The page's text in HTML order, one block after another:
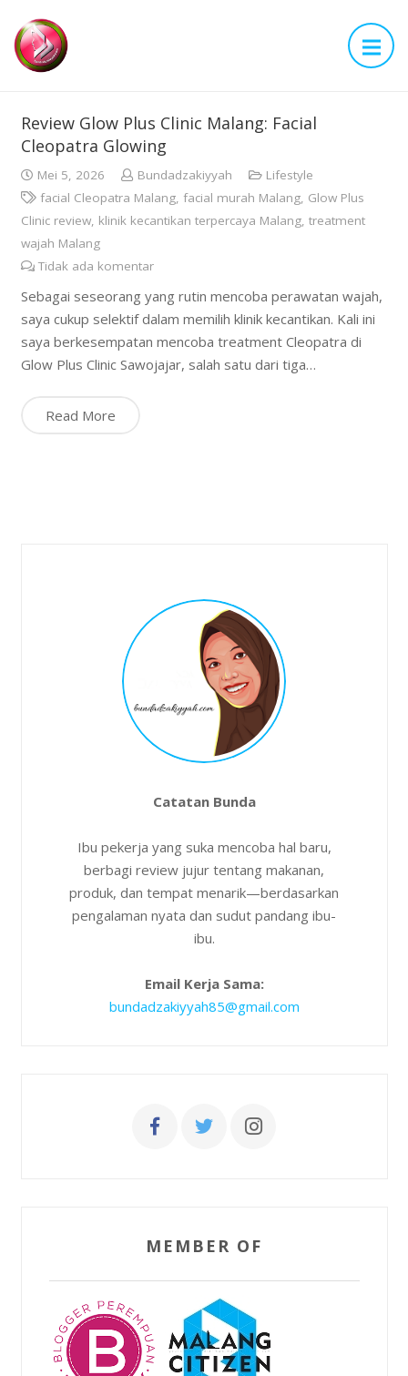
Review Glow Plus Clinic Malang: Facial
Cleopatra Glowing
Mei 5, 2026 Bundadzakiyyah
Lifestyle
facial Cleopatra Malang, facial murah Malang, Glow Plus
Clinic review, klinik kecantikan terpercaya Malang, treatment
wajah Malang
Tidak ada komentar
Sebagai seseorang yang rutin mencoba perawatan wajah,
saya cukup selektif dalam memilih klinik kecantikan. Kali ini
saya berkesempatan mencoba treatment Cleopatra di
Glow Plus Clinic Sawojajar, salah satu dari tiga…
Read More
Catatan Bunda
Ibu pekerja yang suka mencoba hal baru,
berbagi review jujur tentang makanan,
produk, dan tempat menarik—berdasarkan
pengalaman nyata dan sudut pandang ibu-
ibu.
Email Kerja Sama:
bundadzakiyyah85@gmail.com
MEMBER OF